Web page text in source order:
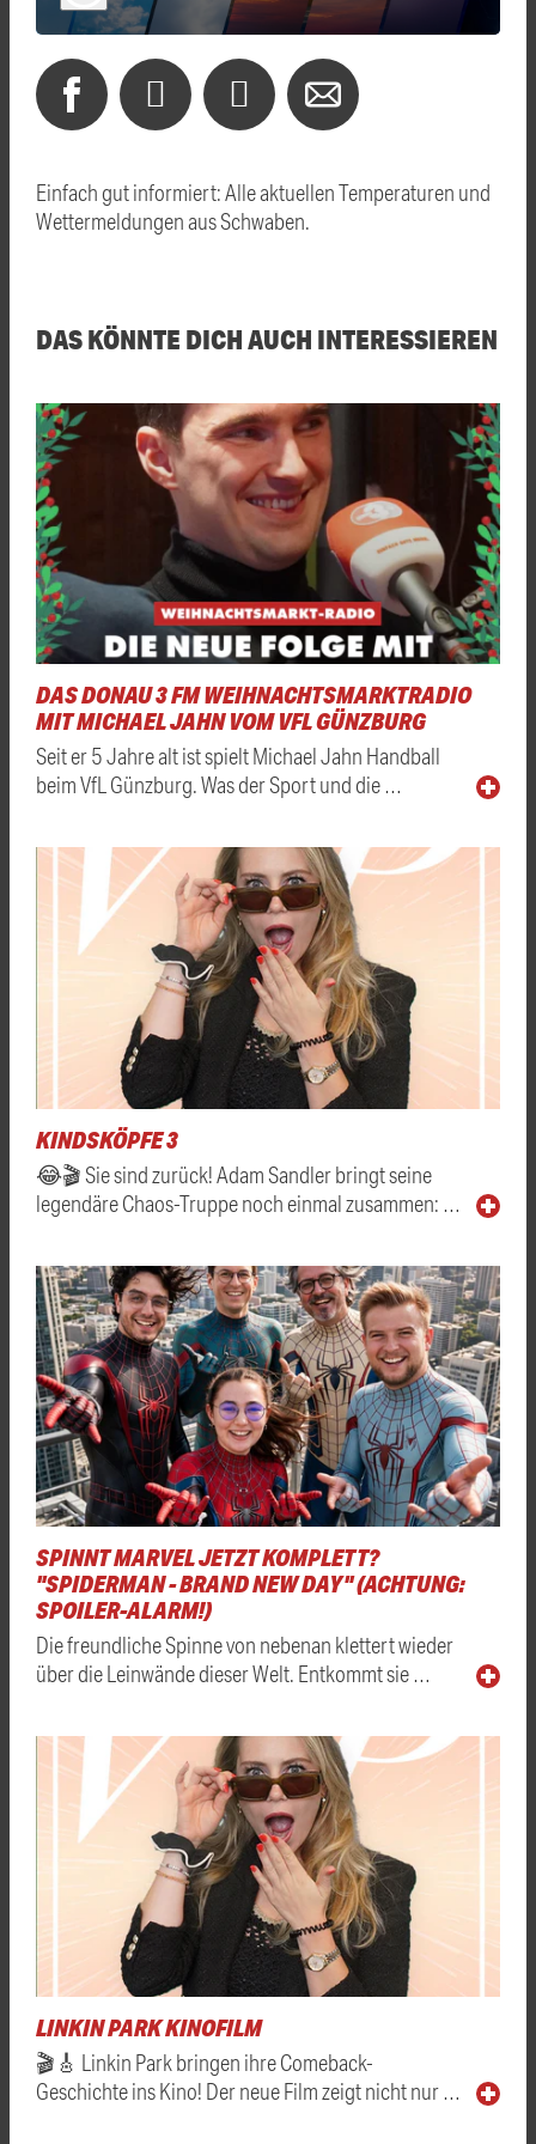
Einfach gut informiert: Alle aktuellen Temperaturen und
Wettermeldungen aus Schwaben.
DAS KÖNNTE DICH AUCH INTERESSIEREN
DAS DONAU 3 FM WEIHNACHTSMARKTRADIO
MIT MICHAEL JAHN VOM VFL GÜNZBURG
Seit er 5 Jahre alt ist spielt Michael Jahn Handball
beim VfL Günzburg. Was der Sport und die …
KINDSKÖPFE 3
😂🎬 Sie sind zurück! Adam Sandler bringt seine
legendäre Chaos-Truppe noch einmal zusammen: …
SPINNT MARVEL JETZT KOMPLETT?
"SPIDERMAN - BRAND NEW DAY" (ACHTUNG:
SPOILER-ALARM!)
Die freundliche Spinne von nebenan klettert wieder
über die Leinwände dieser Welt. Entkommt sie …
LINKIN PARK KINOFILM
🎬🎸 Linkin Park bringen ihre Comeback-
Geschichte ins Kino! Der neue Film zeigt nicht nur …